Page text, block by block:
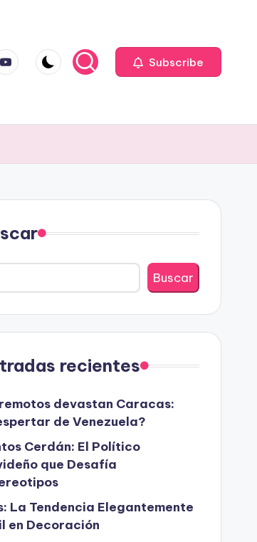
Subscribe
Buscar
recientes
devastan Caracas:
de Venezuela?
Cerdán: El Político
que Desafía
La Tendencia Elegantemente
en Decoración